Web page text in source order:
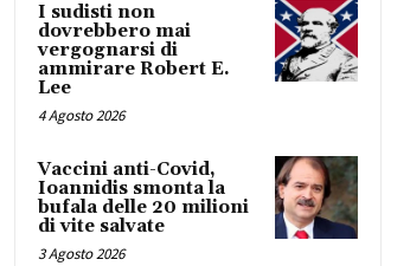
I sudisti non
dovrebbero mai
vergognarsi di
ammirare Robert E.
Lee
4 Agosto 2026
Vaccini anti-Covid,
Ioannidis smonta la
bufala delle 20 milioni
di vite salvate
3 Agosto 2026